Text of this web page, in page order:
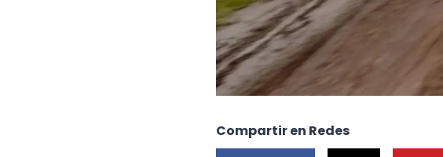
Compartir en Redes